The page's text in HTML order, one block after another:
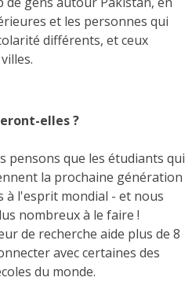
et les personnes qui
différents, et ceux
elles ?
pensons que les étudiants qui
la prochaine génération
à l'esprit mondial - et nous
nombreux à le faire !
de recherche aide plus de 8
avec certaines des
du monde.